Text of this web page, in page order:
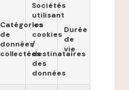
Catégories
de
données
collectées
Sociétés
utilisant
les
cookies
/
destinataires
des
données
Durée
de
vie